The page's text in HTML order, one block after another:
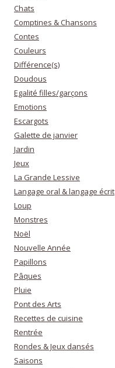
Chats
Comptines & Chansons
Contes
Couleurs
Différence(s)
Doudous
Egalité filles/garçons
Emotions
Escargots
Galette de janvier
Jardin
Jeux
La Grande Lessive
Langage oral & langage écrit
Loup
Monstres
Noël
Nouvelle Année
Papillons
Pâques
Pluie
Pont des Arts
Recettes de cuisine
Rentrée
Rondes & Jeux dansés
Saisons